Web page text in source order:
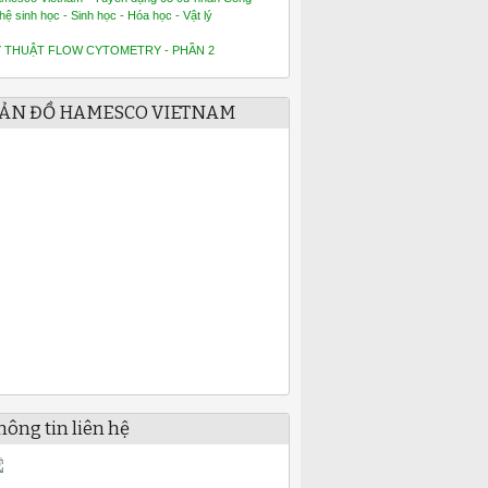
sinh học - Sinh học - Hóa học - Vật lý
THUẬT FLOW CYTOMETRY - PHẦN 2
ĐỒ HAMESCO VIETNAM
tin liên hệ